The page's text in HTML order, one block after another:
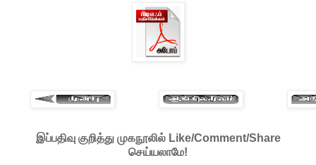
இப்பதிவு குறித்து முகநூலில் Like/Comment/Share
செய்யலாமே!